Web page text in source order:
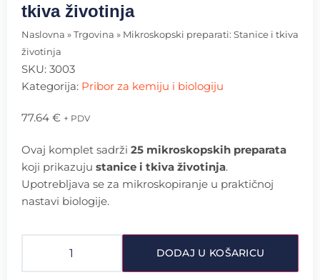
tkiva životinja
Naslovna » Trgovina » Mikroskopski preparati: Stanice i tkiva
životinja
SKU: 3003
Kategorija: Pribor za kemiju i biologiju
77.64 € + PDV
Ovaj komplet sadrži 25 mikroskopskih preparata
koji prikazuju stanice i tkiva životinja.
Upotrebljava se za mikroskopiranje u praktičnoj
nastavi biologije.
DODAJ U KOŠARICU